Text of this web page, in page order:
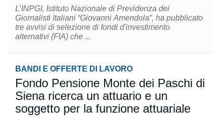
L’INPGI, Istituto Nazionale di Previdenza dei
Giornalisti Italiani “Giovanni Amendola”, ha pubblicato
tre avvisi di selezione di fondi d'investimento
alternativi (FIA) che ...
BANDI E OFFERTE DI LAVORO
Fondo Pensione Monte dei Paschi di
Siena ricerca un attuario e un
soggetto per la funzione attuariale